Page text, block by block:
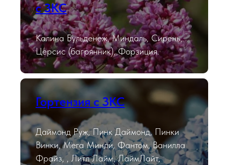
с ЗКС
Калина Бульденеж, Миндаль, Сирень,
Церсис (багрянник), Форзиция.
Гортензия с ЗКС
Даймонд Руж, Пинк Даймонд, Пинки
Винки, Мега Минди, Фантом, Ванилла
Фрайз, , Литл Лайм, ЛаймЛайт,